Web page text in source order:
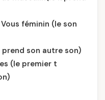
féminin (le son
son autre son)
(le premier t